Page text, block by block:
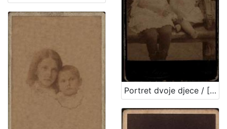
Portret dvoje djece / [Gjuro Varga] ; [izradio fotografski atelijer] G. & I. Varga